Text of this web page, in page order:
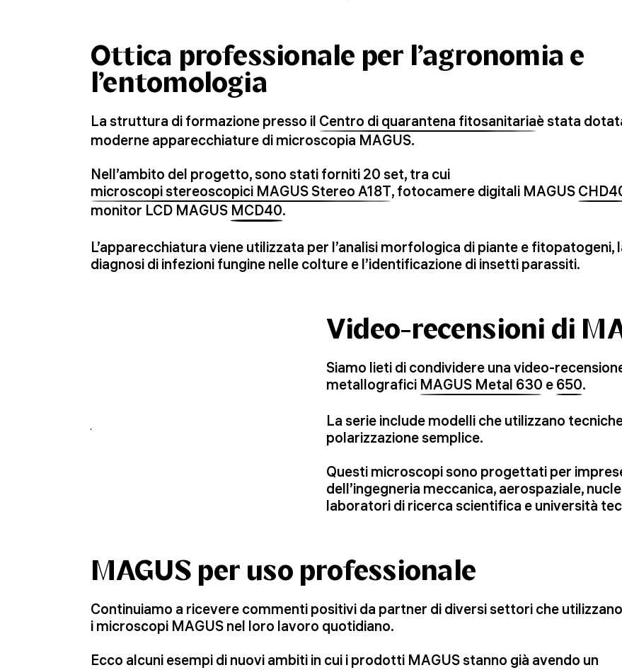
Ottica professionale per l’agronomia e
l’entomologia
La struttura di formazione presso il Centro di quarantena fitosanitariaè stata
moderne apparecchiature di microscopia MAGUS.
Nell’ambito del progetto, sono stati forniti 20 set, tra cui
microscopi stereoscopici MAGUS Stereo A18T, fotocamere digitali MAGUS
monitor LCD MAGUS MCD40.
L’apparecchiatura viene utilizzata per l’analisi morfologica di piante e fitopatogeni,
diagnosi di infezioni fungine nelle colture e l’identificazione di insetti parassiti.
Video-recensioni di
Siamo lieti di condividere una video-
metallografici MAGUS Metal 630 e 650.
La serie include modelli che utilizzano
polarizzazione semplice.
Questi microscopi sono progettati per
dell’ingegneria meccanica, aerospaziale,
laboratori di ricerca scientifica e università
MAGUS per uso professionale
Continuiamo a ricevere commenti positivi da partner di diversi settori che utilizzano
i microscopi MAGUS nel loro lavoro quotidiano.
Ecco alcuni esempi di nuovi ambiti in cui i prodotti MAGUS stanno già avendo un